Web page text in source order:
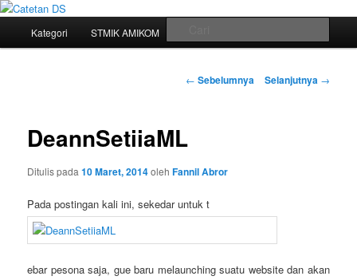
Mari bermimpi dan ciptakan kehendak
Langsung
utama
Kategori STMIK AMIKOM
Navigasi
← Sebelumnya Selanjutnya →
DeannSetiiaML
Ditulis pada10 Maret, 2014olehFannil Abror
Pada postingan kali ini, sekedar untuk t
ebar pesona saja, gue baru melaunching suatu website dan akan